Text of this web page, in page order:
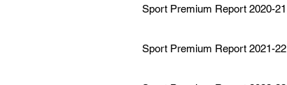
Sport Premium Report 2020-21
Sport Premium Report 2021-22